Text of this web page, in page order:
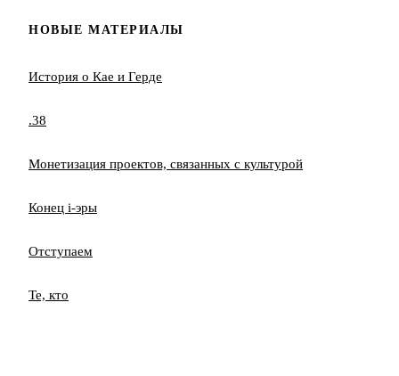
НОВЫЕ МАТЕРИАЛЫ
История о Кае и Герде
.38
Монетизация проектов, связанных с культурой
Конец i-эры
Отступаем
Те, кто